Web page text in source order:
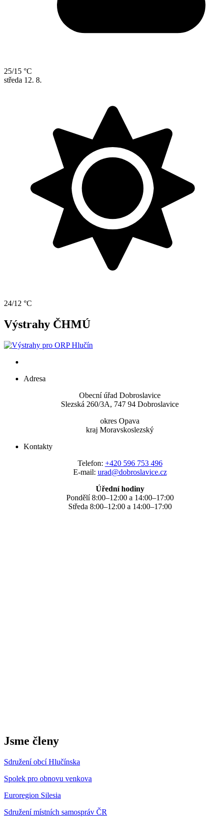
25/15 °C
středa 12. 8.
24/12 °C
Výstrahy ČHMÚ
Adresa
Obecní úřad Dobroslavice
Slezská 260/3A, 747 94 Dobroslavice
okres Opava
kraj Moravskoslezský
Kontakty
Telefon: +420 596 753 496
E-mail: urad@dobroslavice.cz
Úřední hodiny
Pondělí 8:00–12:00 a 14:00–17:00
Středa 8:00–12:00 a 14:00–17:00
Jsme členy
Sdružení obcí Hlučínska
Spolek pro obnovu venkova
Euroregion Silesia
Sdružení místních samospráv ČR